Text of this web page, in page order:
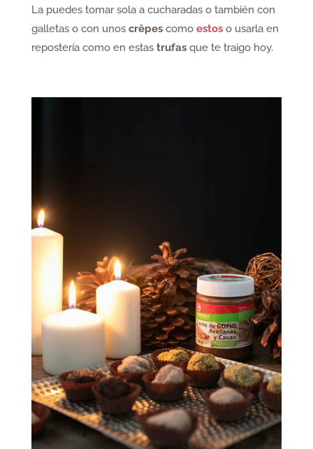
La puedes tomar sola a cucharadas o también con
galletas o con unos crêpescomoestos o usarla en
repostería como en estas trufasque te traigo hoy.